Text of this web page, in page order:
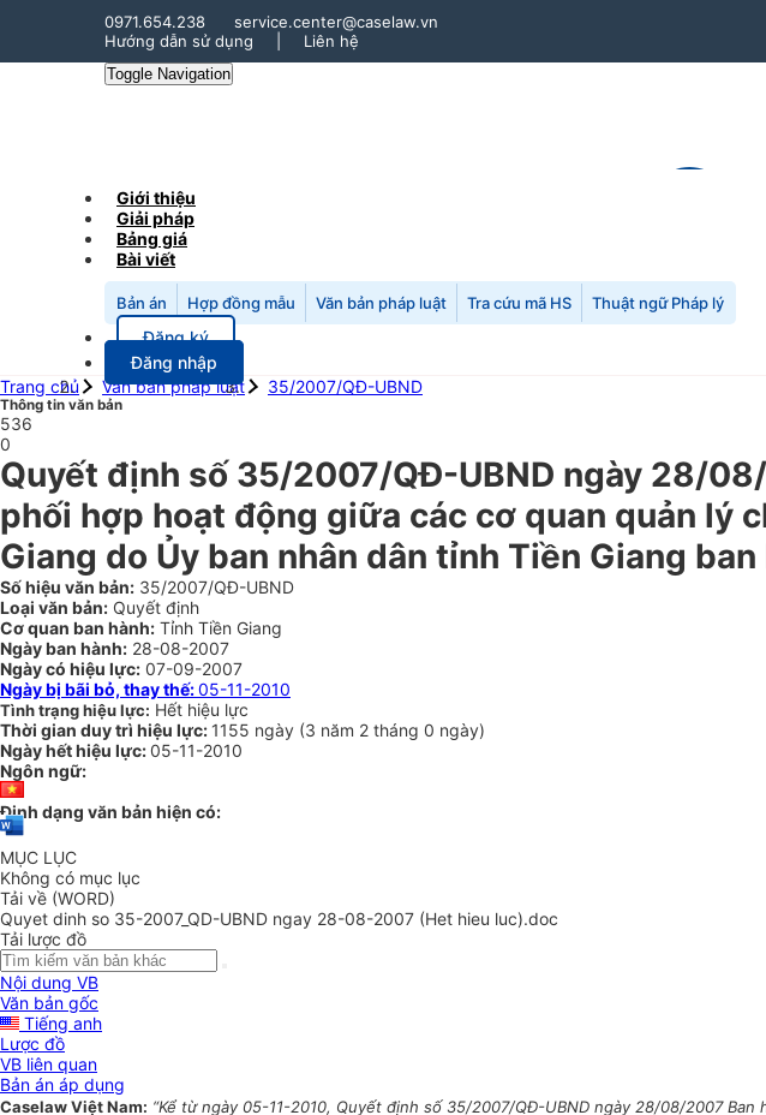
0971.654.238
service.center@caselaw.vn
Hướng dẫn sử dụng
Liên hệ
Toggle Navigation
Giới thiệu
Giải pháp
Bảng giá
Bài viết
Bản án Hợp đồng mẫu Văn bản pháp luật Tra cứu mã HS Thuật ngữ Pháp lý
Đăng ký
Đăng nhập
Trang chủ
Văn bản pháp luật 35/2007/QĐ-UBND
Thông tin văn bản
536
0
Quyết định số 35/2007/QĐ-UBND ngày 28/
phối hợp hoạt động giữa các cơ quan quản lý
Giang do Ủy ban nhân dân tỉnh Tiền Giang
Số hiệu văn bản: 35/2007/QĐ-UBND
Loại văn bản: Quyết định
Cơ quan ban hành: Tỉnh Tiền Giang
Ngày ban hành: 28-08-2007
Ngày có hiệu lực: 07-09-2007
Ngày bị bãi bỏ, thay thế:05-11-2010
Tình trạng hiệu lực: Hết hiệu lực
Thời gian duy trì hiệu lực: 1155 ngày (3 năm 2 tháng 0 ngày)
Ngày hết hiệu lực:05-11-2010
Ngôn ngữ:
Định dạng văn bản hiện có:
MỤC LỤC
Không có mục lục
Tải về (WORD)
Quyet dinh so 35-2007_QD-UBND ngay 28-08-2007 (Het hieu luc).doc
Tải lược đồ
Nội dung VB
Văn bản gốc
Tiếng anh
Lược đồ
VB liên quan
Bản án áp dụng
Caselaw Việt Nam: “Kể từ ngày 05-11-2010, Quyết định số 35/2007/QĐ-UBND ngày 28/08/2007